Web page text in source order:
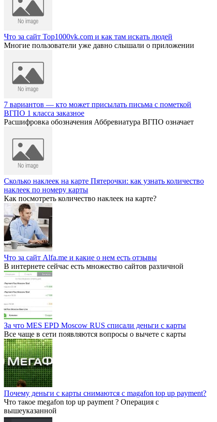
Что за сайт Top1000vk.com и как там искать людей
Многие пользователи уже давно слышали о приложении
7 вариантов — кто может присылать письма с пометкой
ВГПО 1 класса заказное
Расшифровка обозначения Аббревиатура ВГПО означает
Сколько наклеек на карте Пятерочки: как узнать количество
наклеек по номеру карты
Как посмотреть количество наклеек на карте?
Что за сайт Alfa.me и какие о нем есть отзывы
В интернете сейчас есть множество сайтов различной
За что MES EPD Moscow RUS списали деньги с карты
Все чаще в сети появляются вопросы о вычете с карты
Почему деньги с карты снимаются с magafon top up payment?
Что такое megafon top up payment ? Операция с
вышеуказанной